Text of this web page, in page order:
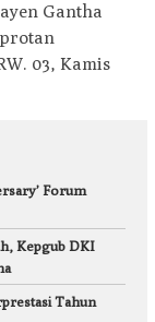
Gantha
03, Kamis
Forum
Kepgub DKI
Tahun